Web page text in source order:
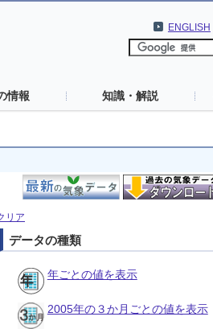
ENGLISH
情報 知識・解説
リア
データの種類
年ごとの値を表示
2005年の３か月ごとの値を表示